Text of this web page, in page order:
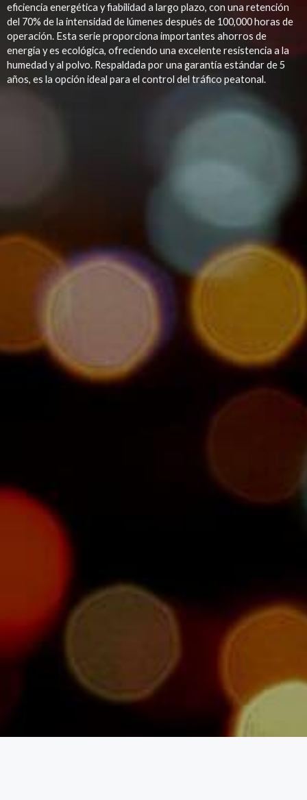
eficiencia energética y fiabilidad a largo plazo, con una retención
del 70% de la intensidad de lúmenes después de 100,000 horas de
operación. Esta serie proporciona importantes ahorros de
energía y es ecológica, ofreciendo una excelente resistencia a la
humedad y al polvo. Respaldada por una garantía estándar de 5
años, es la opción ideal para el control del tráfico peatonal.